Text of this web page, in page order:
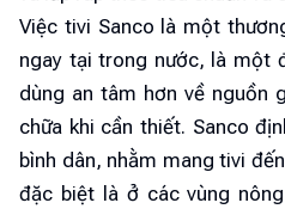
Việc tivi Sanco là một
ngay tại trong nước, là một
dùng an tâm hơn về nguồn
chữa khi cần thiết. Sanco
bình dân, nhằm mang tivi
đặc biệt là ở các vùng